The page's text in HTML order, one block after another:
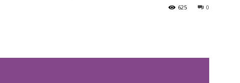
0
625